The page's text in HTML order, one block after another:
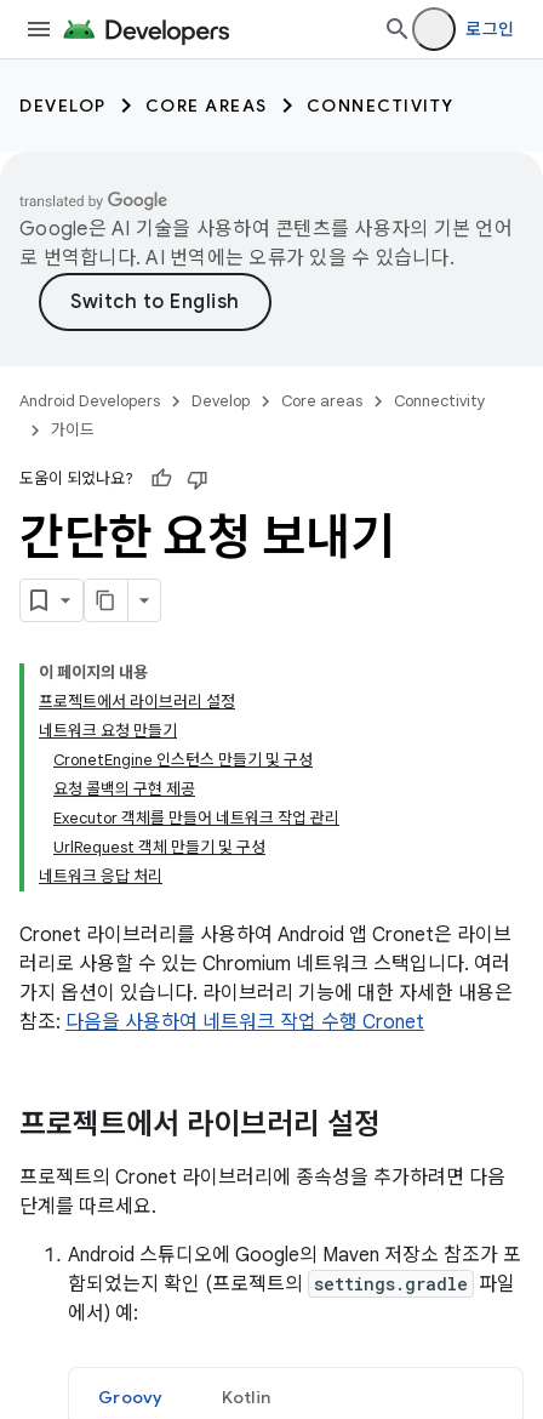
로그인
DEVELOP CORE AREAS CONNECTIVITY
Google은 AI 기술을 사용하여 콘텐츠를 사용자의 기본 언어
로 번역합니다. AI 번역에는 오류가 있을 수 있습니다.
Android Developers Develop Core areas
Connectivity
가이드
도움이 되었나요?
간단한 요청 보내기
이 페이지의 내용
프로젝트에서 라이브러리 설정
네트워크 요청 만들기
CronetEngine 인스턴스 만들기 및 구성
요청 콜백의 구현 제공
Executor 객체를 만들어 네트워크 작업 관리
UrlRequest 객체 만들기 및 구성
네트워크 응답 처리
Cronet 라이브러리를 사용하여 Android 앱 Cronet은 라이브
러리로 사용할 수 있는 Chromium 네트워크 스택입니다. 여러
가지 옵션이 있습니다. 라이브러리 기능에 대한 자세한 내용은
참조: 다음을 사용하여 네트워크 작업 수행 Cronet
프로젝트에서 라이브러리 설정
프로젝트의 Cronet 라이브러리에 종속성을 추가하려면 다음
단계를 따르세요.
Android 스튜디오에 Google의 Maven 저장소 참조가 포
함되었는지 확인 (프로젝트의
settings.gradle 파일
에서) 예:
Groovy Kotlin